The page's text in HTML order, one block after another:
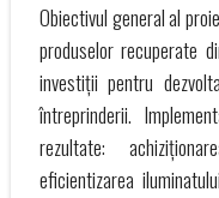
Obiectivul general al
produselor recuperate
investiții pentru
întreprinderii.
rezultate:
eficientizarea